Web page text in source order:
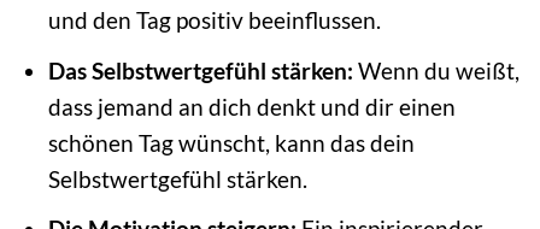
und den Tag positiv beeinflussen.
Das Selbstwertgefühl stärken: Wenn du weißt,
dass jemand an dich denkt und dir einen
schönen Tag wünscht, kann das dein
Selbstwertgefühl stärken.